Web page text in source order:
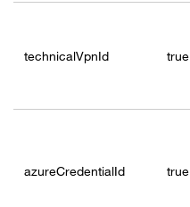
technicalVpnId true
azureCredentialId true